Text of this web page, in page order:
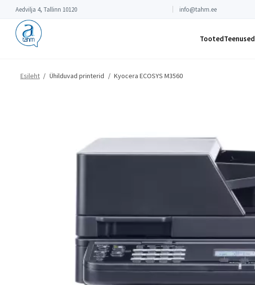
Aedvilja 4, Tallinn 10120 info@tahm.ee
TootedTeenused
Esileht / Ühilduvad printerid / Kyocera ECOSYS M3560